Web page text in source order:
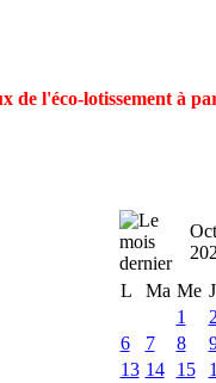
l'éco-lotissement à
L
Ma Me J
1
2
6
7 8
13 14 15